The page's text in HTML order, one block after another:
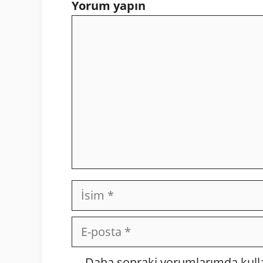
Yorum yapın
İsim
posta